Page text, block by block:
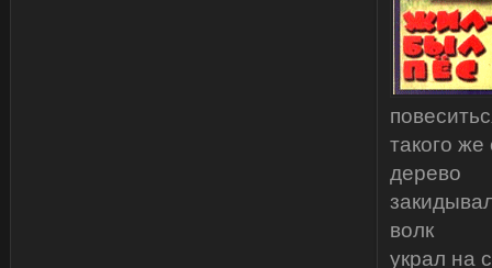
такого же
дерево
волк
украл на